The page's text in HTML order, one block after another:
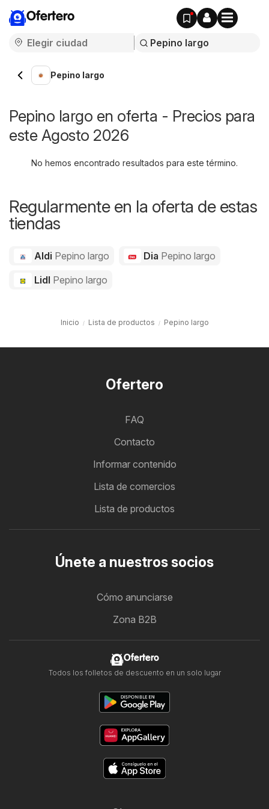
Ofertero
Pepino largo
Pepino largo en oferta - Precios para
este Agosto 2026
No hemos encontrado resultados para este término.
Regularmente en la oferta de estas
tiendas
Aldi Pepino largo Dia Pepino largo
Lidl Pepino largo
Inicio Lista de productos Pepino largo
Ofertero
FAQ
Contacto
Informar contenido
Lista de comercios
Lista de productos
Únete a nuestros socios
Cómo anunciarse
Zona B2B
Ofertero
Todos los folletos de descuento en un solo lugar